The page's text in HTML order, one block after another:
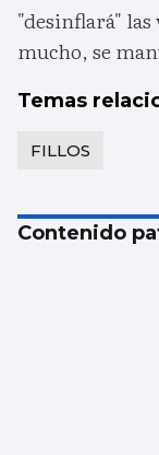
"desinflará"
mucho, se
Temas
FILLOS
Contenido